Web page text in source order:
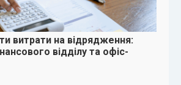
витрати на відрядження:
відділу та офіс-